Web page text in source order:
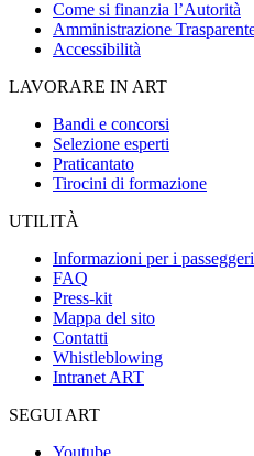
Come si finanzia l’Autorità
Amministrazione
Accessibilità
LAVORARE IN ART
Bandi e concorsi
Selezione esperti
Praticantato
Tirocini di formazione
UTILITÀ
Informazioni per i passeggeri
FAQ
Press-kit
Mappa del sito
Contatti
Whistleblowing
Intranet ART
SEGUI ART